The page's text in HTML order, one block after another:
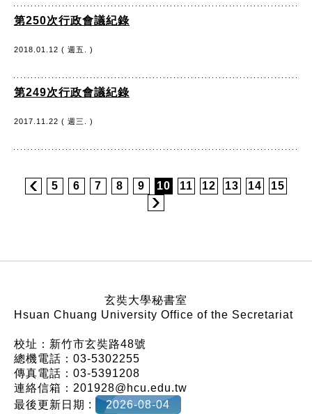
第250次行政會議紀錄
2018.01.12 ( 週五. )
第249次行政會議紀錄
2017.11.22 ( 週三. )
5 6 7 8 9 10 11 12 13 14 15
玄奘大學秘書室
Hsuan Chuang University Office of the Secretariat
校址：新竹市玄奘路48號
總機電話：03-5302255
傳真電話：03-5391208
連絡信箱：201928@hcu.edu.tw
最後更新日期 :
2026-08-04